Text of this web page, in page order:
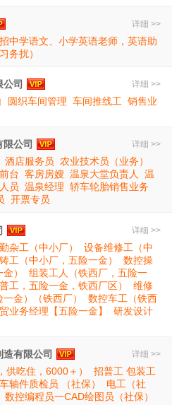
详细 >>
中学语文、小学英语老师，英语助
务扰）
详细 >>
司
圆织车间管理 车间推线工 销售业
详细 >>
公司
酒店服务员 农业技术员（业务）
台 客房房嫂 温泉大堂负责人
温
员 温泉经理 轿车轮胎销售业务
开票专员
详细 >>
勤杂工（中小厂）
设备维修工（中
工（中小厂，五险一金）
数控操
）
组装工人（铁西厂，五险一
工，五险一金，铁西厂区）
维修
金）（铁西厂）
数控车工（铁西
业务经理【五险一金】
研发设计
详细 >>
有限公司
供吃住，6000＋）
招普工 包装工
轴件质检员 （社保）
电工（社
数控编程员一CAD绘图员（社保）